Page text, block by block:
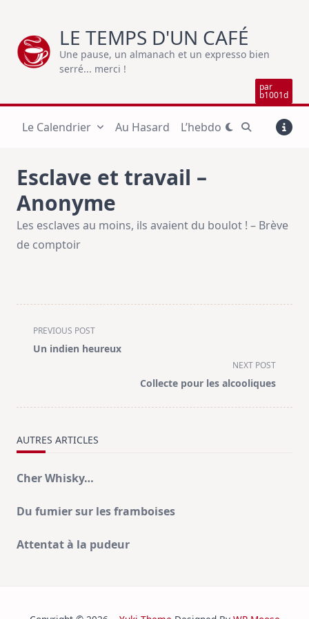
content
LE TEMPS D'UN CAFÉ
Une pause, un almanach et un expresso bien
serré... merci !
par
b1001d
Le Calendrier Au Hasard L’hebdo
Esclave et travail –
Anonyme
Les esclaves au moins, ils avaient du boulot ! – Brève
de comptoir
<span
class="nav-
text">Page</span>
PREVIOUS POST
Un indien heureux
NEXT POST
Collecte pour les alcooliques
AUTRES ARTICLES
Cher Whisky…
Du fumier sur les framboises
Attentat à la pudeur